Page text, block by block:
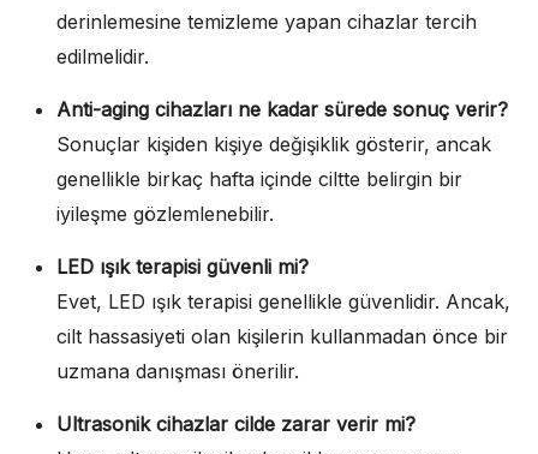
derinlemesine temizleme yapan cihazlar tercih
edilmelidir.
Anti-aging cihazları ne kadar sürede sonuç verir?
Sonuçlar kişiden kişiye değişiklik gösterir, ancak
genellikle birkaç hafta içinde ciltte belirgin bir
iyileşme gözlemlenebilir.
LED ışık terapisi güvenli mi?
Evet, LED ışık terapisi genellikle güvenlidir. Ancak,
cilt hassasiyeti olan kişilerin kullanmadan önce bir
uzmana danışması önerilir.
Ultrasonik cihazlar cilde zarar verir mi?